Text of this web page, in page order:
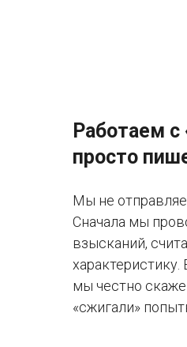
Работаем
просто
Мы не
Сначала мы
взысканий,
характеристику.
мы честно
«сжигали»